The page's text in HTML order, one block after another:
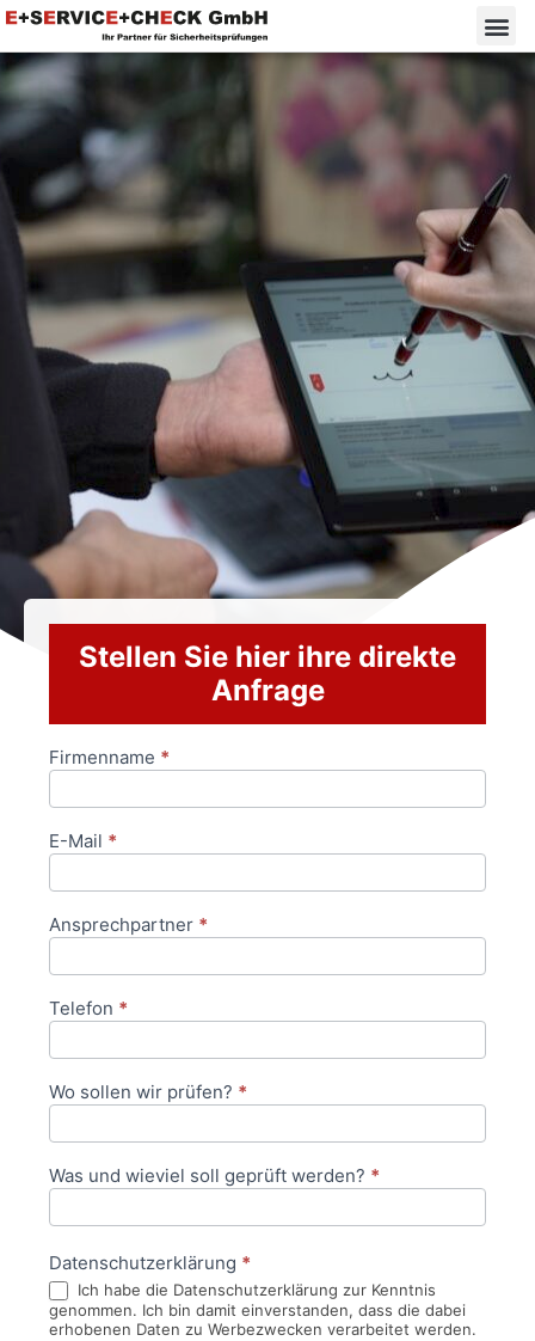
Stellen Sie hier ihre direkte
Anfrage
Anfrageformular
Firmenname *
E-Mail *
Ansprechpartner *
Telefon *
Wo sollen wir prüfen? *
Was und wieviel soll geprüft werden? *
Datenschutzerklärung *
Ich habe die Datenschutzerklärung zur Kenntnis
genommen. Ich bin damit einverstanden, dass die dabei
erhobenen Daten zu Werbezwecken verarbeitet werden.